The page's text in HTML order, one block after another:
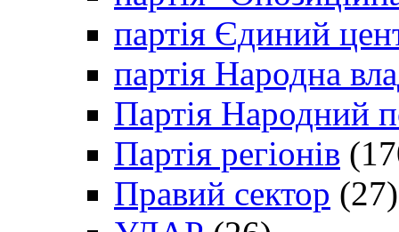
партія Єдиний
партія Народна
Партія Народний
Партія регіонів
Правий сектор (27)